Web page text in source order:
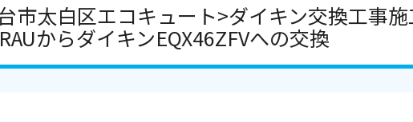
市太白区エコキュート>ダイキン交換工事
からダイキンEQX46ZFVへの交換